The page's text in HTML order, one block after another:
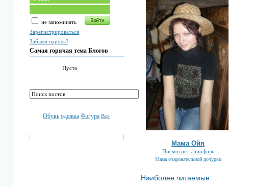
не запоминать
Зарегистрироваться
Забыли пароль?
Самая горячая тема Блогов
Пусто
Обувь одежка Фигура Все
Мама Ойя
Посмотреть профиль
Мама очаровательной дочурки
Наиболее читаемые